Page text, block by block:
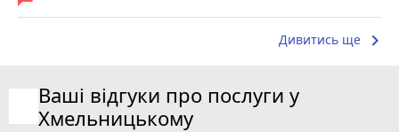
Дивитись ще keyboard_arrow_right
Ваші відгуки про послуги у
Хмельницькому